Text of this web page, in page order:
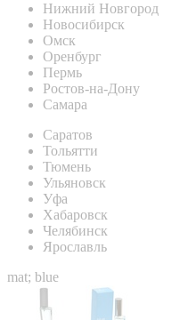
Нижний Новгород
Новосибирск
Омск
Оренбург
Пермь
Ростов-на-Дону
Самара
Саратов
Тольятти
Тюмень
Ульяновск
Уфа
Хабаровск
Челябинск
Ярославль
mat; blue